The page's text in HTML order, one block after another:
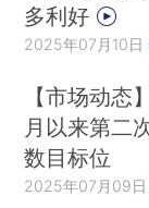
多利好
2025年07月10日
【市场动态
月以来第二
数目标位
2025年07月09日